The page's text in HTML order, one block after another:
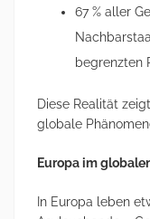
67 % aller
begrenzten
Diese Realität
globale
Europa im
In Europa leben